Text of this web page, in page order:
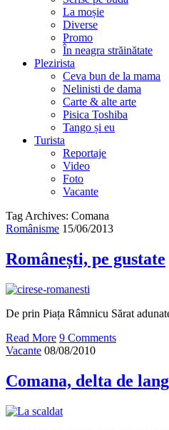
La moșie
Diverse
Promo
În neagra străinătate
Plezirista
Ceva bun de la mama
Nelinisti de dama
Carte & alte arte
Pisica Toshiba
Tango și eu
Turista
Reportaje
Video
Foto
Vacante
Tag Archives: Comana
Românisme 15/06/2013
Românești, pe gustate
De prin Piața Râmnicu Sărat
Read More 9 Comments
Vacante 08/08/2010
Comana, delta de